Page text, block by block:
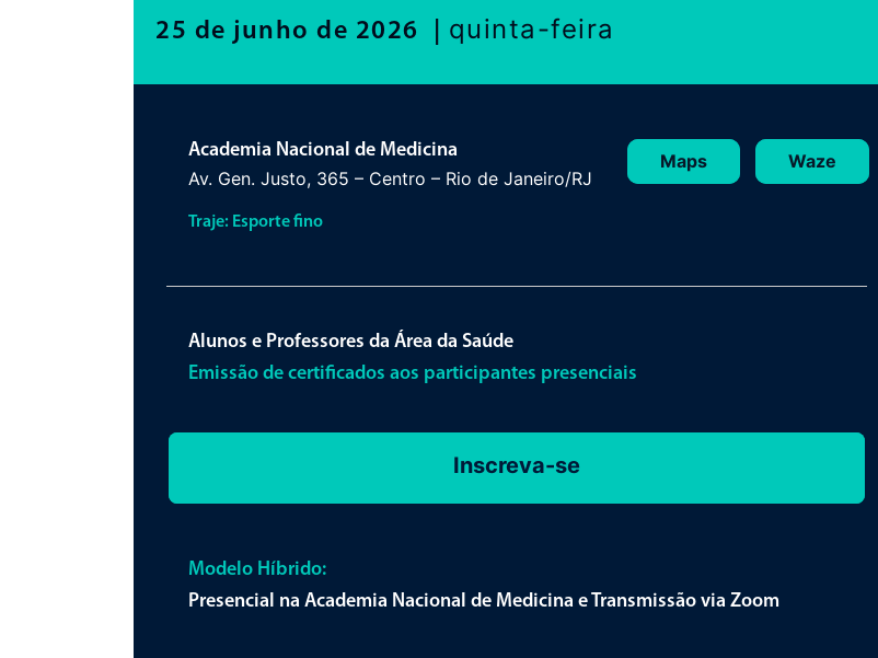
25 de junho de 2026 | quinta-feira
Academia Nacional de Medicina
Av. Gen. Justo, 365 – Centro – Rio de Janeiro/RJ
Traje: Esporte fino
Maps Waze
Alunos e Professores da Área da Saúde
Emissão de certificados aos participantes presenciais
Inscreva-se
​Modelo Híbrido:
Presencial na Academia Nacional de Medicina e Transmissão via Zoom